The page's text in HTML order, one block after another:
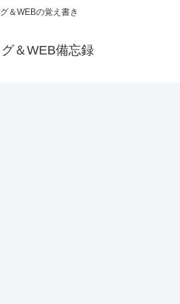
＆WEBの覚え書き
＆WEB備忘録